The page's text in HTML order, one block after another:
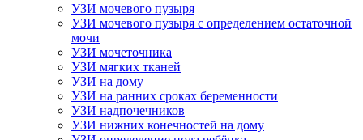
УЗИ мочевого пузыря
УЗИ мочевого пузыря с определением остаточной
мочи
УЗИ мочеточника
УЗИ мягких тканей
УЗИ на дому
УЗИ на ранних сроках беременности
УЗИ надпочечников
УЗИ нижних конечностей на дому